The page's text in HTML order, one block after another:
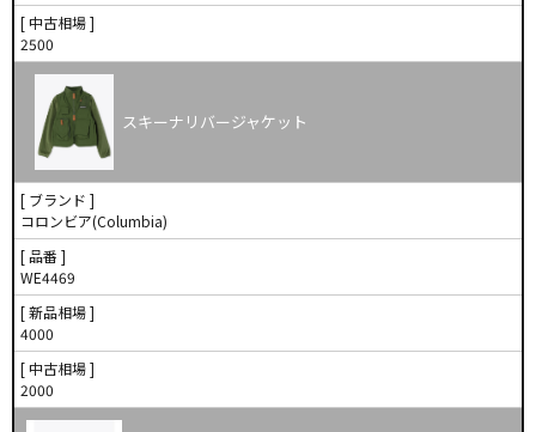
[ 中古相場 ]
2500
スキーナリバージャケット
[ ブランド ]
コロンビア(Columbia)
[ 品番 ]
WE4469
[ 新品相場 ]
4000
[ 中古相場 ]
2000